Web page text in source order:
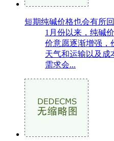
短期纯碱价格也会有所
1月份以来，纯碱
价意愿逐渐增强，
天气和运输以及成
需求会...